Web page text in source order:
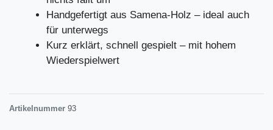
Handgefertigt aus Samena-Holz – ideal auch
für unterwegs
Kurz erklärt, schnell gespielt – mit hohem
Wiederspielwert
Artikelnummer 93